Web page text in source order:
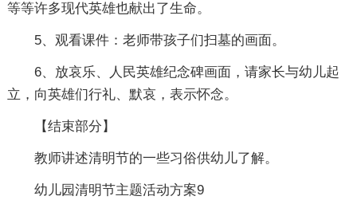
等等许多现代英雄也献出了生命。
5、观看课件：老师带孩子们扫墓的画面。
6、放哀乐、人民英雄纪念碑画面，请家长与幼儿起
立，向英雄们行礼、默哀，表示怀念。
【结束部分】
教师讲述清明节的一些习俗供幼儿了解。
幼儿园清明节主题活动方案9